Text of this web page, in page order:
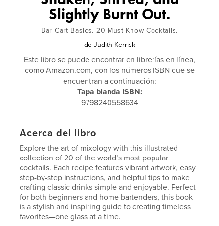
Slightly Burnt Out.
Bar Cart Basics. 20 Must Know Cocktails.
de Judith Kerrisk
Este libro se puede encontrar en librerías en línea,
como Amazon.com, con los números ISBN que se
encuentran a continuación:
Tapa blanda ISBN:
9798240558634
Acerca del libro
Explore the art of mixology with this illustrated
collection of 20 of the world’s most popular
cocktails. Each recipe features vibrant artwork, easy
step-by-step instructions, and helpful tips to make
crafting classic drinks simple and enjoyable. Perfect
for both beginners and home bartenders, this book
is a stylish and inspiring guide to creating timeless
favorites—one glass at a time.